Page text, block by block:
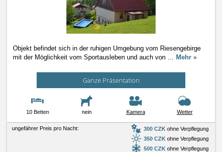
Objekt befindet sich in der ruhigen Umgebung vom Riesengebirge
mit der Möglichkeit vom Sportausleben und auch von … Mehr »
Ganze Präsentation
10 Betten nein Kamera Wetter
ungefährer Preis pro Nacht: 300 CZK ohne Verpflegung
350 CZK ohne Verpflegung
500 CZK ohne Verpflegung